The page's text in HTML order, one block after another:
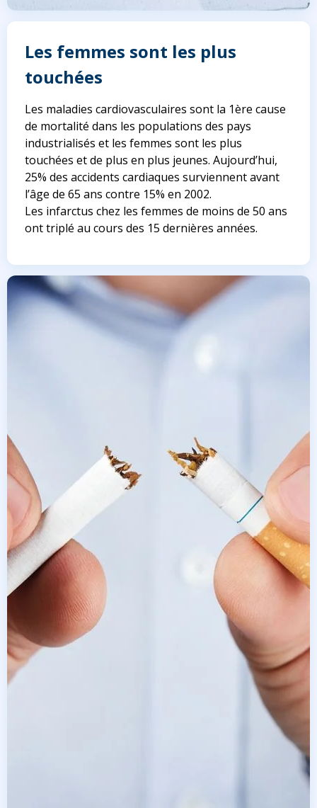
Les femmes sont les plus
touchées
Les maladies cardiovasculaires sont la 1ère cause
de mortalité dans les populations des pays
industrialisés et les femmes sont les plus
touchées et de plus en plus jeunes. Aujourd’hui,
25% des accidents cardiaques surviennent avant
l’âge de 65 ans contre 15% en 2002.
Les infarctus chez les femmes de moins de 50 ans
ont triplé au cours des 15 dernières années.